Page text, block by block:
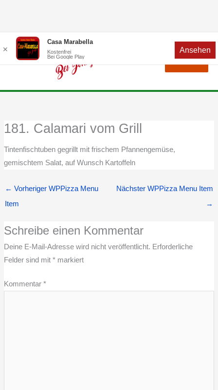
Inhalt
Menü
181. Calamari vom Grill
Tintenfischtuben gegrillt mit frischem Pfannengemüse,
gemischtem Salat, auf Wunsch Kartoffeln
← Vorheriger WPPizza Menu
Item
Nächster WPPizza Menu Item
→
Schreibe einen Kommentar
Deine E-Mail-Adresse wird nicht veröffentlicht. Erforderliche
Felder sind mit *markiert
Kommentar *
✕
Casa Marabella
Kostenfrei
Bei Google Play
Ansehen